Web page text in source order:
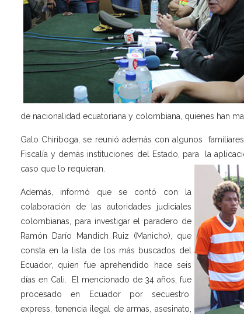
de nacionalidad ecuatoriana y colombiana, quienes han
Galo Chiriboga, se reunió además con algunos
Fiscalía y demás instituciones del Estado, para la
caso que lo requieran.
Además, informó que se contó con la
colaboración de las autoridades judiciales
colombianas, para investigar el paradero de
Ramón Darío Mandich Ruiz (Manicho), que
consta en la lista de los más buscados del
Ecuador, quien fue aprehendido hace seis
días en Cali. El mencionado de 34 años, fue
procesado en Ecuador por secuestro
express, tenencia ilegal de armas, asesinato,